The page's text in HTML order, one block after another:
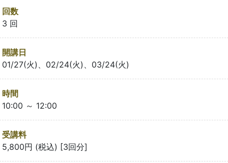
回数
3 回
開講日
01/27(火)、02/24(火)、03/24(火)
時間
10:00 ～ 12:00
受講料
5,800円 (税込) [3回分]